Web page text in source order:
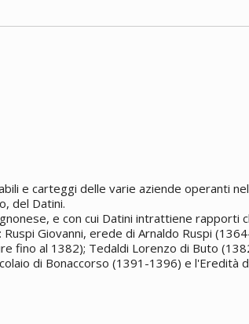
e carteggi delle varie aziende operanti nel
del Datini.
e con cui Datini intrattiene rapporti
Giovanni, erede di Arnaldo Ruspi
fino al 1382); Tedaldi Lorenzo di Buto
di Bonaccorso (1391-1396) e l'Eredità